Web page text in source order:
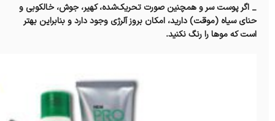
_ اگر پوست سر و همچنین صورت تحریک‌شده، کهیر، جوش، خالکوبی و
حنای سیاه (موقت) دارید، امکان بروز آلرژی وجود دارد و بنابراین بهتر
است که موها را رنگ نکنید.